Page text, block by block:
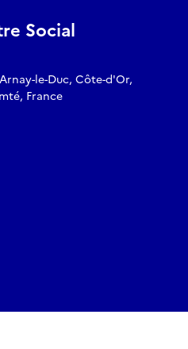
Social
le-Duc, Côte-d'Or,
France